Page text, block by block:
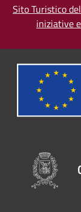
Sito Turistico
iniziative